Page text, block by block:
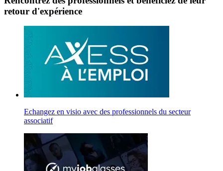
retour d'expérience
Echangez en visio avec des professionnels du secteur
associatif